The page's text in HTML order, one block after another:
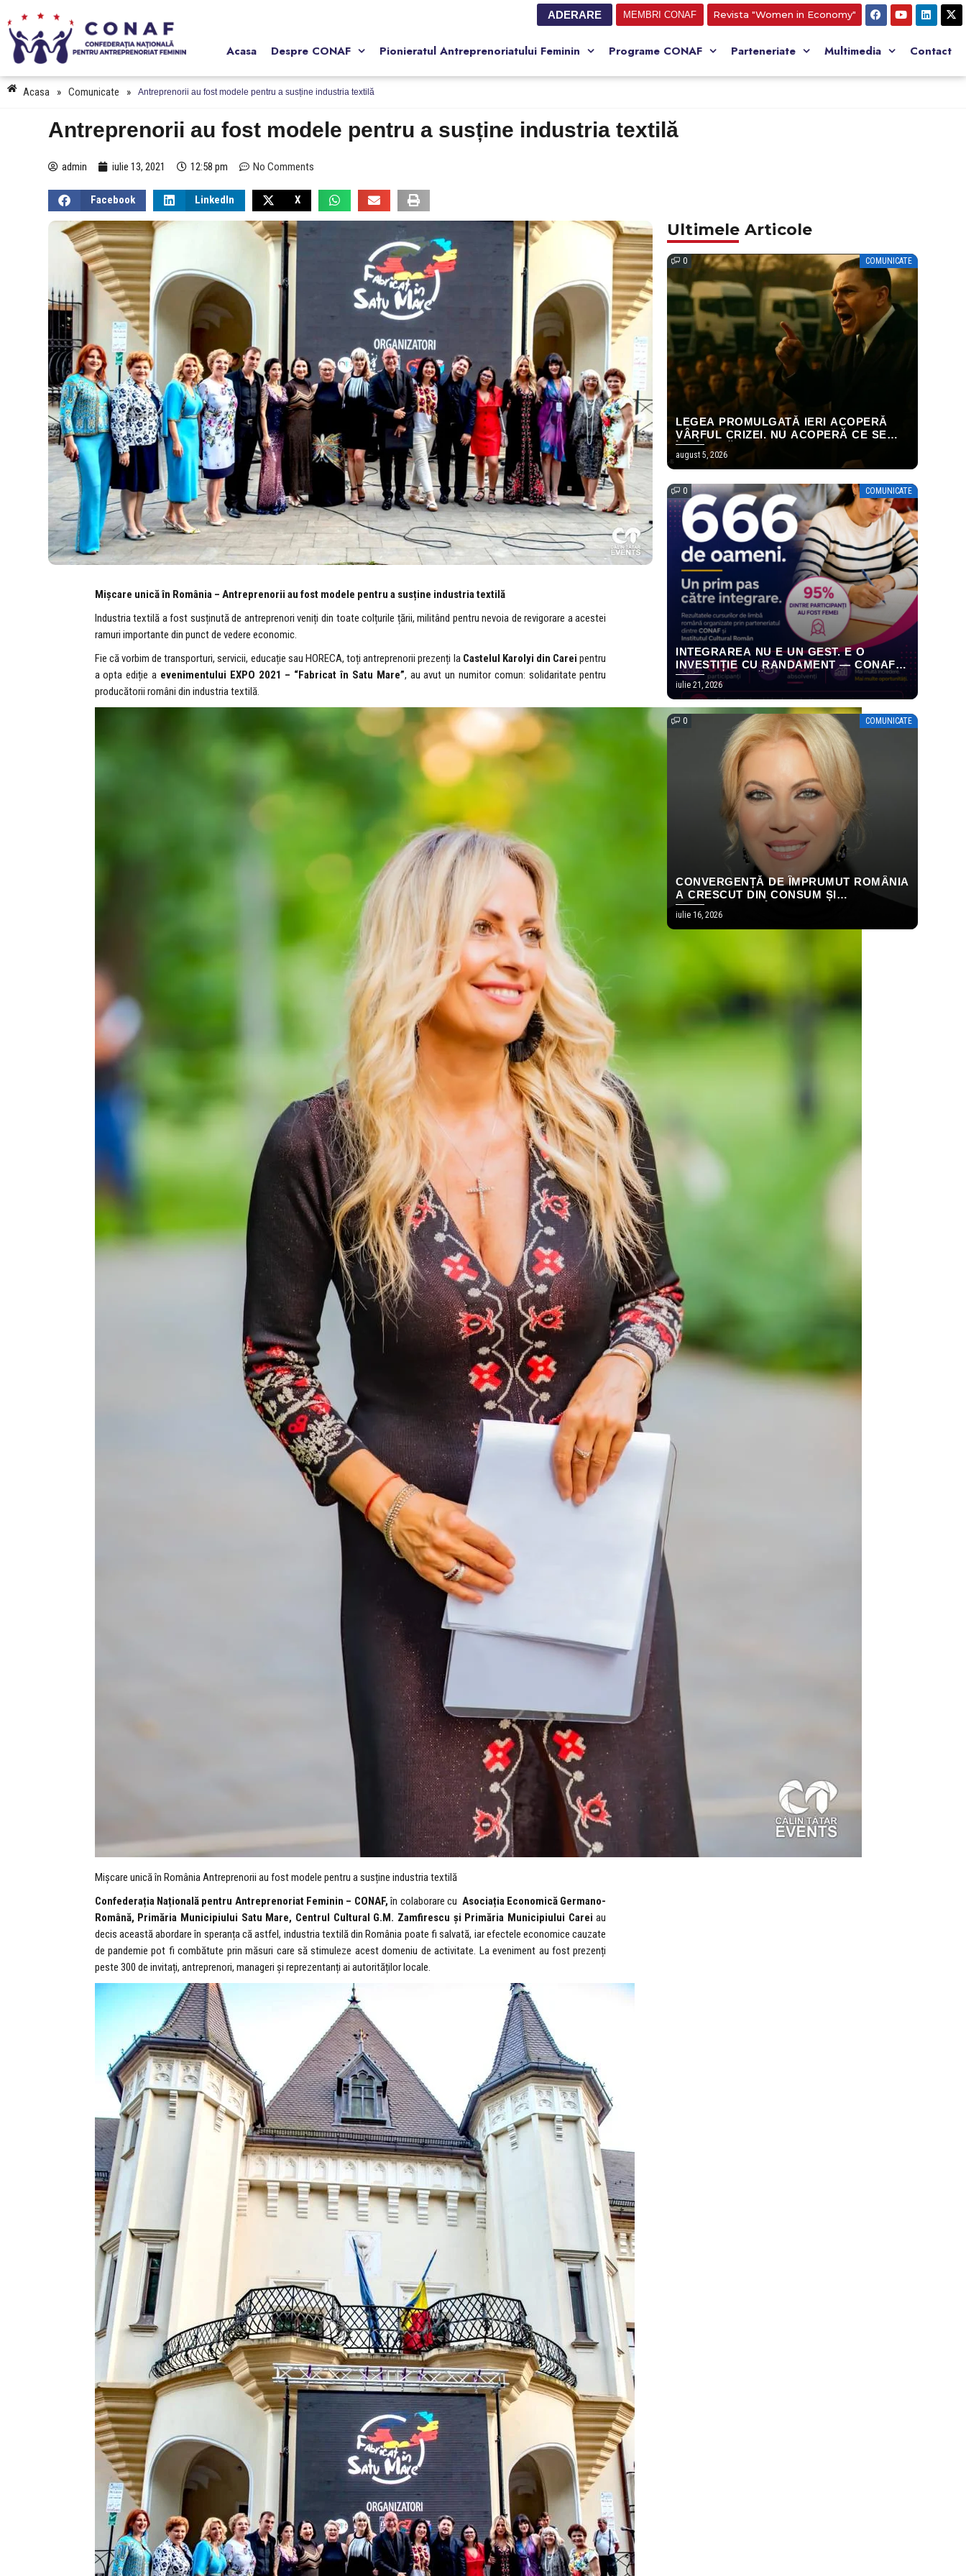
ADERARE MEMBRI CONAF Revista "Women in Economy"
Acasa Despre CONAF Pionieratul Antreprenoriatului Feminin Programe CONAF Parteneriate Multimedia Contact
Acasa » Comunicate » Antreprenorii au fost modele pentru a susține industria textilă
Antreprenorii au fost modele pentru a susține industria textilă
admin iulie 13, 2021 12:58 pm No Comments
Facebook LinkedIn X
Mișcare unică în România – Antreprenorii au fost modele pentru a susține industria textilă
Industria textilă a fost susținută de antreprenori veniți din toate colțurile țării, militând pentru nevoia de revigorare a acestei
ramuri importante din punct de vedere economic.
Fie că vorbim de transporturi, servicii, educație sau HORECA, toți antreprenorii prezenți la Castelul Karolyi din Carei pentru
a opta ediție a evenimentului EXPO 2021 – “Fabricat în Satu Mare”, au avut un numitor comun: solidaritate pentru
producătorii români din industria textilă.
Mișcare unică în România Antreprenorii au fost modele pentru a susține industria textilă
Confederația Națională pentru Antreprenoriat Feminin – CONAF,în colaborare cu Asociația Economică Germano-
Română, Primăria Municipiului Satu Mare, Centrul Cultural G.M. Zamfirescu și Primăria Municipiului Carei au
decis această abordare în speranța că astfel, industria textilă din România poate fi salvată, iar efectele economice cauzate
de pandemie pot fi combătute prin măsuri care să stimuleze acest domeniu de activitate. La eveniment au fost prezenți
peste 300 de invitați, antreprenori, manageri și reprezentanți ai autorităților locale.
Ultimele Articole
0 COMUNICATE
LEGEA PROMULGATĂ IERI ACOPERĂ
VÂRFUL CRIZEI. NU ACOPERĂ CE SE
august 5, 2026
0 COMUNICATE
INTEGRAREA NU E UN GEST. E O
INVESTIȚIE CU RANDAMENT — CONAF
ȘI ICR PUBLICĂ PRIMELE REZULTATE
MĂSURABILE ALE PROGRAMULUI
EMPOWERING HOPE
iulie 21, 2026
0 COMUNICATE
CONVERGENȚĂ DE ÎMPRUMUT ROMÂNIA
A CRESCUT DIN CONSUM ȘI
TRANSFERURI. ÎN 2026, AMBELE S-AU
OPRIT
iulie 16, 2026